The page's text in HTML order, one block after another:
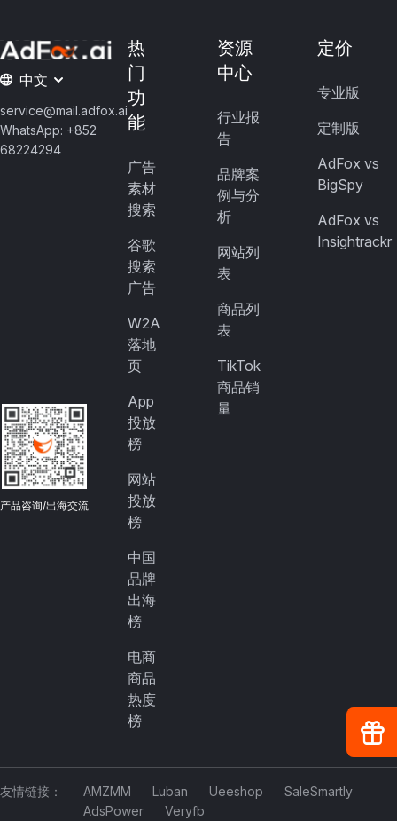
中文
service@mail.adfox.ai
WhatsApp: +852
68224294
产品咨询/出海交流
热
门
功
能
广告
素材
搜索
谷歌
搜索
广告
W2A
落地
页
App
投放
榜
网站
投放
榜
中国
品牌
出海
榜
电商
商品
热度
榜
资源
中心
行业报
告
品牌案
例与分
析
网站列
表
商品列
表
TikTok
商品销
量
定价
专业版
定制版
AdFox vs
BigSpy
AdFox vs
Insightrackr
友情链接： AMZMM Luban Ueeshop
SaleSmartly
AdsPower
Veryfb